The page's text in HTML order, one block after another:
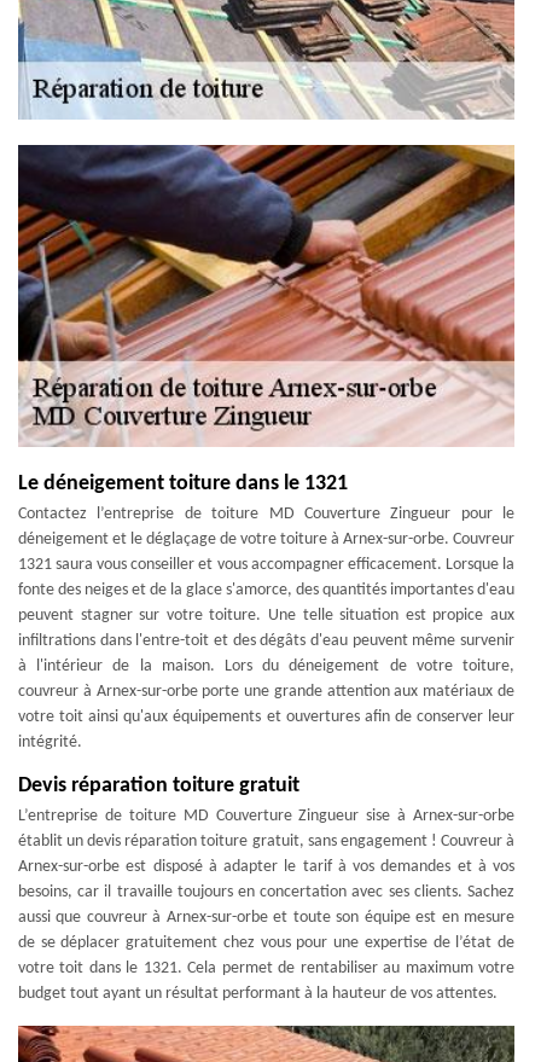
Le déneigement toiture dans le 1321
Contactez l’entreprise de toiture MD Couverture Zingueur pour le
déneigement et le déglaçage de votre toiture à Arnex-sur-orbe. Couvreur
1321 saura vous conseiller et vous accompagner efficacement. Lorsque la
fonte des neiges et de la glace s'amorce, des quantités importantes d'eau
peuvent stagner sur votre toiture. Une telle situation est propice aux
infiltrations dans l'entre-toit et des dégâts d'eau peuvent même survenir
à l'intérieur de la maison. Lors du déneigement de votre toiture,
couvreur à Arnex-sur-orbe porte une grande attention aux matériaux de
votre toit ainsi qu'aux équipements et ouvertures afin de conserver leur
intégrité.
Devis réparation toiture gratuit
L’entreprise de toiture MD Couverture Zingueur sise à Arnex-sur-orbe
établit un devis réparation toiture gratuit, sans engagement ! Couvreur à
Arnex-sur-orbe est disposé à adapter le tarif à vos demandes et à vos
besoins, car il travaille toujours en concertation avec ses clients. Sachez
aussi que couvreur à Arnex-sur-orbe et toute son équipe est en mesure
de se déplacer gratuitement chez vous pour une expertise de l’état de
votre toit dans le 1321. Cela permet de rentabiliser au maximum votre
budget tout ayant un résultat performant à la hauteur de vos attentes.